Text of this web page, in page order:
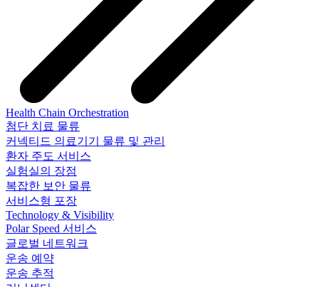
Health Chain Orchestration
첨단 치료 물류
커넥티드 의료기기 물류 및 관리
환자 주도 서비스
실험실의 장점
복잡한 보안 물류
서비스형 포장
Technology & Visibility
Polar Speed 서비스
글로벌 네트워크
운송 예약
운송 추적